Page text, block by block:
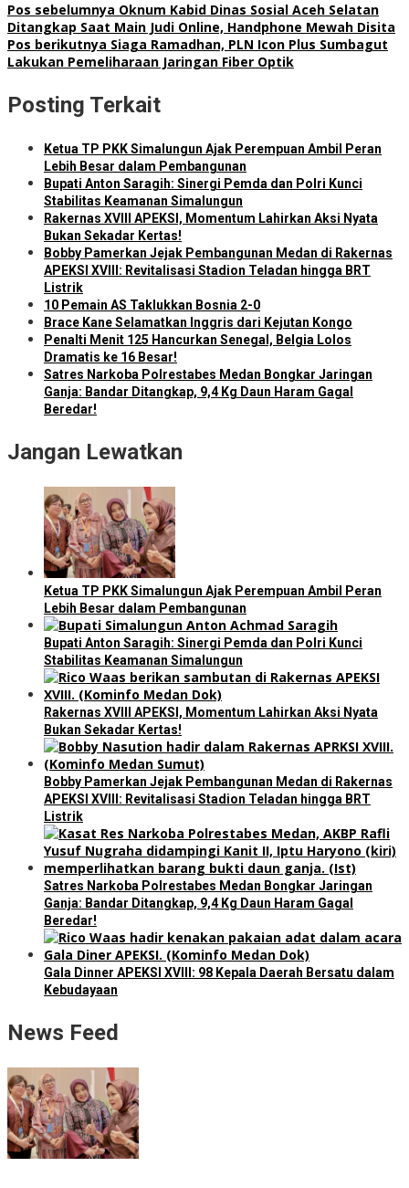
Pos sebelumnya Oknum Kabid Dinas Sosial Aceh Selatan
Ditangkap Saat Main Judi Online, Handphone Mewah Disita
Pos berikutnya Siaga Ramadhan, PLN Icon Plus Sumbagut
Lakukan Pemeliharaan Jaringan Fiber Optik
Posting Terkait
Ketua TP PKK Simalungun Ajak Perempuan Ambil Peran
Lebih Besar dalam Pembangunan
Bupati Anton Saragih: Sinergi Pemda dan Polri Kunci
Stabilitas Keamanan Simalungun
Rakernas XVIII APEKSI, Momentum Lahirkan Aksi Nyata
Bukan Sekadar Kertas!
Bobby Pamerkan Jejak Pembangunan Medan di Rakernas
APEKSI XVIII: Revitalisasi Stadion Teladan hingga BRT
Listrik
10 Pemain AS Taklukkan Bosnia 2-0
Brace Kane Selamatkan Inggris dari Kejutan Kongo
Penalti Menit 125 Hancurkan Senegal, Belgia Lolos
Dramatis ke 16 Besar!
Satres Narkoba Polrestabes Medan Bongkar Jaringan
Ganja: Bandar Ditangkap, 9,4 Kg Daun Haram Gagal
Beredar!
Jangan Lewatkan
Ketua TP PKK Simalungun Ajak Perempuan Ambil Peran
Lebih Besar dalam Pembangunan
Bupati Anton Saragih: Sinergi Pemda dan Polri Kunci
Stabilitas Keamanan Simalungun
Rakernas XVIII APEKSI, Momentum Lahirkan Aksi Nyata
Bukan Sekadar Kertas!
Bobby Pamerkan Jejak Pembangunan Medan di Rakernas
APEKSI XVIII: Revitalisasi Stadion Teladan hingga BRT
Listrik
Satres Narkoba Polrestabes Medan Bongkar Jaringan
Ganja: Bandar Ditangkap, 9,4 Kg Daun Haram Gagal
Beredar!
Gala Dinner APEKSI XVIII: 98 Kepala Daerah Bersatu dalam
Kebudayaan
News Feed